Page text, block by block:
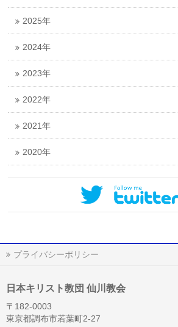
2025年
2024年
2023年
2022年
2021年
2020年
プライバシーポリシー
日本キリスト教団 仙川教会
〒182-0003
東京都調布市若葉町2-27